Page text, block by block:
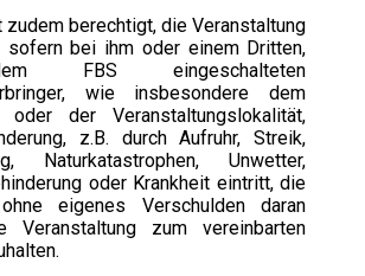
zudem berechtigt, die Veranstaltung
sofern bei ihm oder einem Dritten,
FBS eingeschalteten
wie insbesondere dem
oder der Veranstaltungslokalität,
z.B. durch Aufruhr, Streik,
Naturkatastrophen, Unwetter,
oder Krankheit eintritt, die
eigenes Verschulden daran
Veranstaltung zum vereinbarten